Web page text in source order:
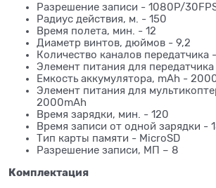
Разрешение записи - 1080P/
Радиус действия, м. - 150
Время полета, мин. - 12
Диаметр винтов, дюймов - 9,2
Количество каналов передатчика
Элемент питания для
Емкость аккумулятора, mAh -
Элемент питания для
2000mAh
Время зарядки, мин. - 120
Время записи от одной зарядки -
Тип карты памяти - MicroSD
Разрешение записи, МП – 8
Комплектация